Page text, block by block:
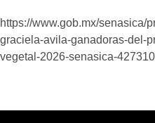
https://www.gob.mx/senasica/
graciela-avila-ganadoras-del-
vegetal-2026-senasica-427310